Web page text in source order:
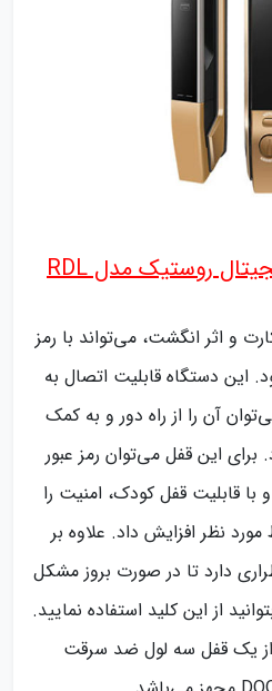
قفل اثر انگشتی دیجیتال روستیک مدل RDL
و اثر انگشت، می‌تواند با رمز
این دستگاه قابلیت اتصال به
آن را از راه دور و به کمک
برای این قفل می‌توان رمز عبور
با قابلیت قفل کودک، امنیت را
نظر افزایش داد. علاوه بر
دارد تا در صورت بروز مشکل
از این کلید استفاده نمایید.
یک قفل سه لول ضد سرقت